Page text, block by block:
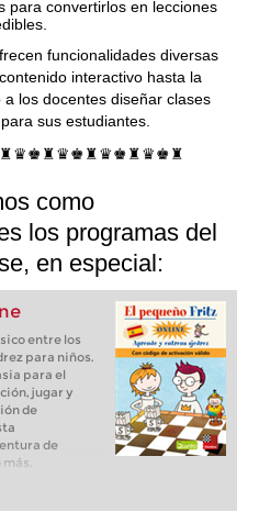
para convertirlos en lecciones
funcionalidades diversas
interactivo hasta la
los docentes diseñar clases
sus estudiantes.
como
los programas del
en especial:
entre los
para niños.
para el
jugar y
de
de